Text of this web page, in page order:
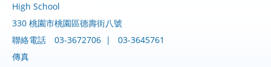
High School
330 桃園市桃園區德壽街八號
聯絡電話
03-3672706 |
03-3645761
傳真